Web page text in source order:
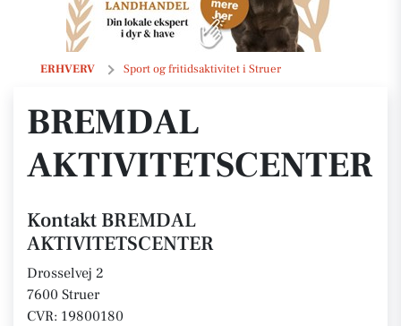
ERHVERV Sport og fritidsaktivitet i Struer
BREMDAL AKTIVITETSCENTER
BREMDAL
AKTIVITETSCENTER
Kontakt BREMDAL
AKTIVITETSCENTER
Drosselvej 2
7600 Struer
CVR: 19800180